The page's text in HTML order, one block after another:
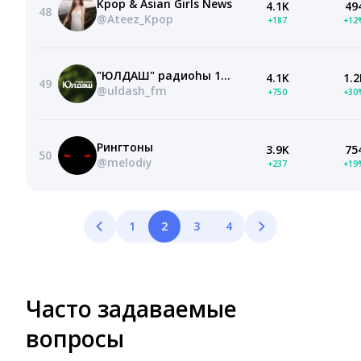
48
Kpop & Asian Girls News
@Ateez_Kpop
4.1K
+187
49
"ЮЛДАШ" радиоhы 105.5 Fм
@uldash_fm
4.1K
+750
50
Рингтоны
@melodiy
3.9K
+237
1 2 3 4
Часто задаваемые
вопросы